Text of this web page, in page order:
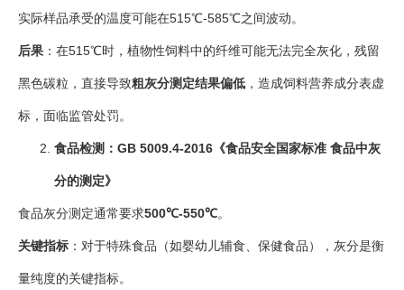
实际样品承受的温度可能在515℃-585℃之间波动。
后果 ：在515℃时，植物性饲料中的纤维可能无法完全灰化，残留
黑色碳粒，直接导致粗灰分测定结果偏低 ，造成饲料营养成分表虚
标，面临监管处罚。
食品检测：GB 5009.4-2016《食品安全国家标准 食品中灰
分的测定》
食品灰分测定通常要求500℃-550℃。
关键指标 ：对于特殊食品（如婴幼儿辅食、保健食品），灰分是衡
量纯度的关键指标。